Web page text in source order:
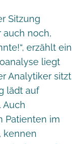
Sitzung
auch noch,
erzählt ein
liegt
Analytiker sitzt
lädt auf
Auch
Patienten im
kennen